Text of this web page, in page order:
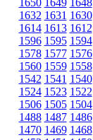
1632 1631 1630
1614 1613 1612
1596 1595 1594
1578 1577 1576
1560 1559 1558
1542 1541 1540
1524 1523 1522
1506 1505 1504
1488 1487 1486
1470 1469 1468